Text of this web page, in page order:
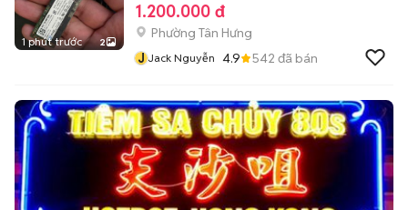
1 phút trước 2
1.200.000 đ
Phường Tân Hưng
J Jack Nguyễn 4.9 542 đã bán